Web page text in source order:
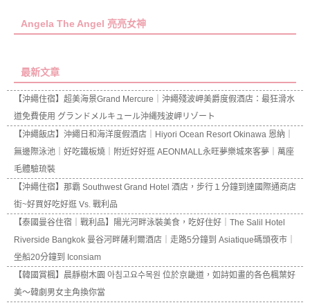
Angela The Angel 亮亮女神
最新文章
【沖繩住宿】超美海景Grand Mercure｜沖繩殘波岬美爵度假酒店：最狂滑水
道免費使用 グランドメルキュール沖縄残波岬リゾート
【沖繩飯店】沖繩日和海洋度假酒店｜Hiyori Ocean Resort Okinawa 恩納｜
無邊際泳池｜好吃鐵板燒｜附近好好逛 AEONMALL永旺夢樂城來客夢｜萬座
毛體驗琉裝
【沖繩住宿】那霸 Southwest Grand Hotel 酒店，步行１分鐘到達國際通商店
街~好買好吃好逛 Vs. 戰利品
【泰國曼谷住宿｜戰利品】陽光河畔泳裝美食，吃好住好｜The Salil Hotel
Riverside Bangkok 曼谷河畔薩利爾酒店｜走路5分鐘到 Asiatique碼頭夜市｜
坐船20分鐘到 Iconsiam
【韓國賞楓】晨靜樹木園 아침고요수목원 位於京畿道，如詩如畫的各色楓葉好
美～韓劇男女主角換你當